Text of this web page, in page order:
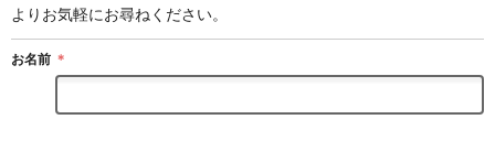
よりお気軽にお尋ねください。
お名前 ＊